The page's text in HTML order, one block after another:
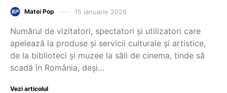
Matei Pop 15 ianuarie 2026
Numărul de vizitatori, spectatori și utilizatori care
apelează la produse și servicii culturale și artistice,
de la biblioteci și muzee la săli de cinema, tinde să
scadă în România, deși…
Vezi articolul